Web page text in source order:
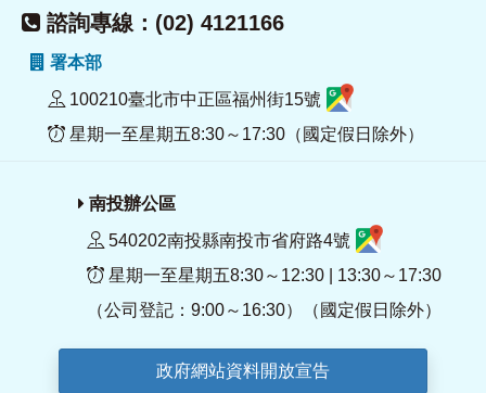
諮詢專線：(02) 4121166
署本部
100210臺北市中正區福州街15號
星期一至星期五8:30～17:30（國定假日除外）
南投辦公區
540202南投縣南投市省府路4號
星期一至星期五8:30～12:30 | 13:30～17:30
（公司登記：9:00～16:30）（國定假日除外）
政府網站資料開放宣告